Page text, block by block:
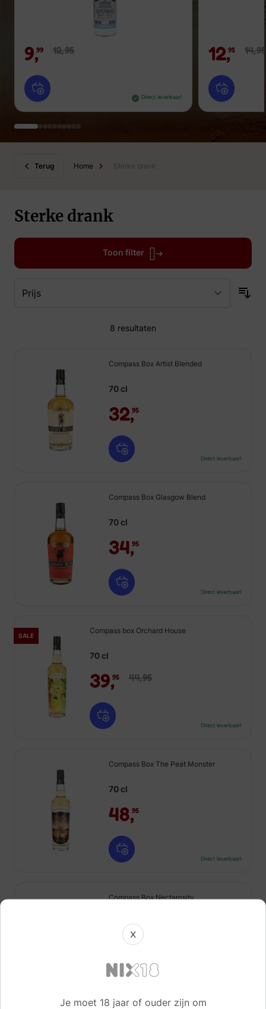
9,99 12,95
Direct leverbaar!
12,95 14,95
Terug Home Sterke drank
Sterke drank
Toon filter
8 resultaten
Compass Box Artist Blended
70 cl
32,95
Direct leverbaar!
Compass Box Glasgow Blend
70 cl
34,95
Direct leverbaar!
SALE
Compass box Orchard House
70 cl
39,95 44,95
Direct leverbaar!
Compass Box The Peat Monster
70 cl
48,95
Direct leverbaar!
Compass Box Nectarosity
49,95
X
Je moet 18 jaar of ouder zijn om